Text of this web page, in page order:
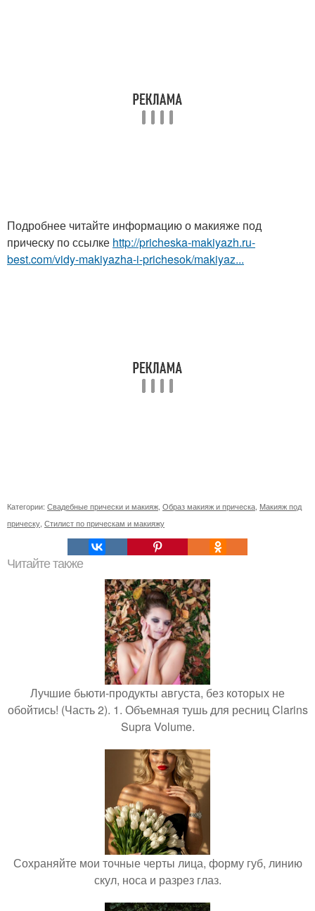
Подробнее читайте информацию о макияже под
прическу по ссылке http://pricheska-makiyazh.ru-
best.com/vidy-makiyazha-i-prichesok/makiyaz...
Категории: Свадебные прически и макияж, Образ макияж и прическа, Макияж под
прическу, Стилист по прическам и макияжу
Читайте также
Лучшие бьюти-продукты августа, без которых не
обойтись! (Часть 2). 1. Объемная тушь для ресниц Clarins
Supra Volume.
Сохраняйте мои точные черты лица, форму губ, линию
скул, носа и разрез глаз.